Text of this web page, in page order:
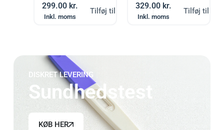
299.00 kr.
Inkl. moms
Tilføj til kurv
329.00 kr.
Inkl. moms
Tilføj til
DISKRET LEVERING
Sundhedstest
KØB HER